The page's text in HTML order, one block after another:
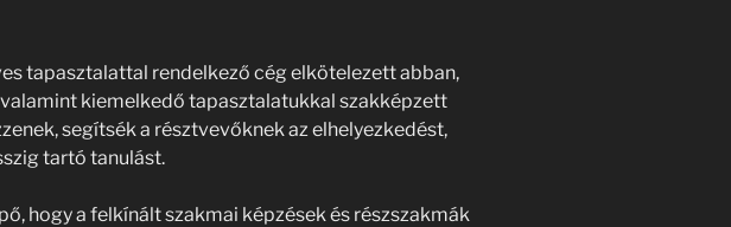
tapasztalattal rendelkező cég elkötelezett abban,
kiemelkedő tapasztalatukkal szakképzett
segítsék a résztvevőknek az elhelyezkedést,
tartó tanulást.
hogy a felkínált szakmai képzések és részszakmák